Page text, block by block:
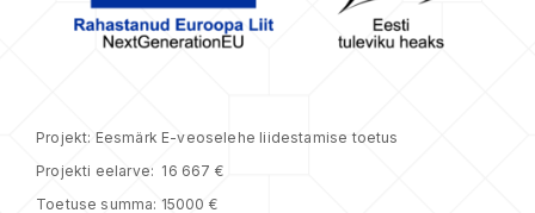
Projekt: Eesmärk E-veoselehe liidestamise toetus
Projekti eelarve: 16 667 €
Toetuse summa: 15000 €